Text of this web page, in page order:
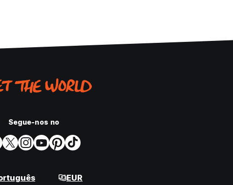
Segue-nos no
EUR